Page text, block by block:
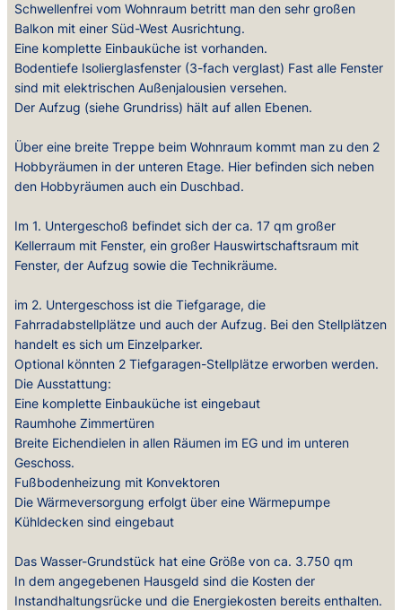
Schwellenfrei vom Wohnraum betritt man den sehr großen
Balkon mit einer Süd-West Ausrichtung.
Eine komplette Einbauküche ist vorhanden.
Bodentiefe Isolierglasfenster (3-fach verglast) Fast alle Fenster
sind mit elektrischen Außenjalousien versehen.
Der Aufzug (siehe Grundriss) hält auf allen Ebenen.
Über eine breite Treppe beim Wohnraum kommt man zu den 2
Hobbyräumen in der unteren Etage. Hier befinden sich neben
den Hobbyräumen auch ein Duschbad.
Im 1. Untergeschoß befindet sich der ca. 17 qm großer
Kellerraum mit Fenster, ein großer Hauswirtschaftsraum mit
Fenster, der Aufzug sowie die Technikräume.
im 2. Untergeschoss ist die Tiefgarage, die
Fahrradabstellplätze und auch der Aufzug. Bei den Stellplätzen
handelt es sich um Einzelparker.
Optional könnten 2 Tiefgaragen-Stellplätze erworben werden.
Die Ausstattung:
Eine komplette Einbauküche ist eingebaut
Raumhohe Zimmertüren
Breite Eichendielen in allen Räumen im EG und im unteren
Geschoss.
Fußbodenheizung mit Konvektoren
Die Wärmeversorgung erfolgt über eine Wärmepumpe
Kühldecken sind eingebaut
Das Wasser-Grundstück hat eine Größe von ca. 3.750 qm
In dem angegebenen Hausgeld sind die Kosten der
Instandhaltungsrücke und die Energiekosten bereits enthalten.